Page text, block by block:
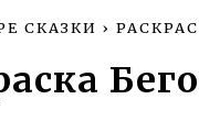
СКАЗКИ ›